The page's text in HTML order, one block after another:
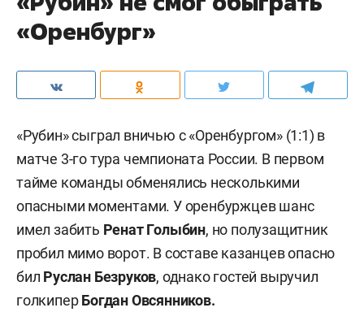
«Оренбург»
«Рубин» сыграл вничью с «Оренбургом» (1:1) в
матче 3-го тура чемпионата России. В первом
тайме команды обменялись несколькими
опасными моментами. У оренбуржцев шанс
имел забить Ренат Голыбин, но полузащитник
пробил мимо ворот. В составе казанцев опасно
бил Руслан Безруков, однако гостей выручил
голкиперБогдан Овсянников.